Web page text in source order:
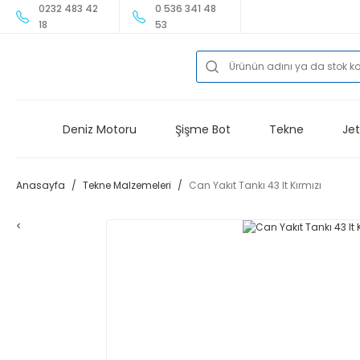
0232 483 42
18
0 536 341 48
53
Deniz Motoru Şişme Bot Tekne
Anasayfa Tekne Malzemeleri Can Yakıt Tankı 43 lt Kırmızı
<